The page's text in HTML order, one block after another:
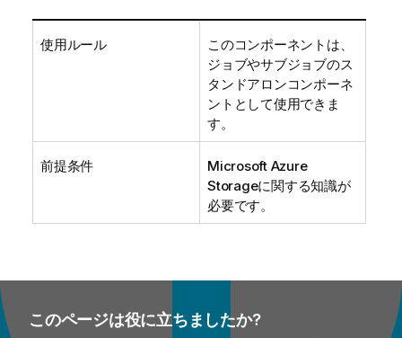
使用ルール
このコンポーネントは、
ジョブやサブジョブのス
タンドアロンコンポーネ
ントとして使用できま
す。
前提条件
Microsoft Azure
Storageに関する知識が
必要です。
このページは役に立ちましたか?